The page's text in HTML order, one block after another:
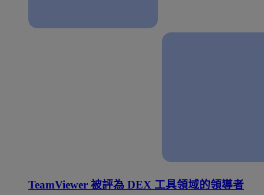
TeamViewer 被評為 DEX 工具領域的領導者